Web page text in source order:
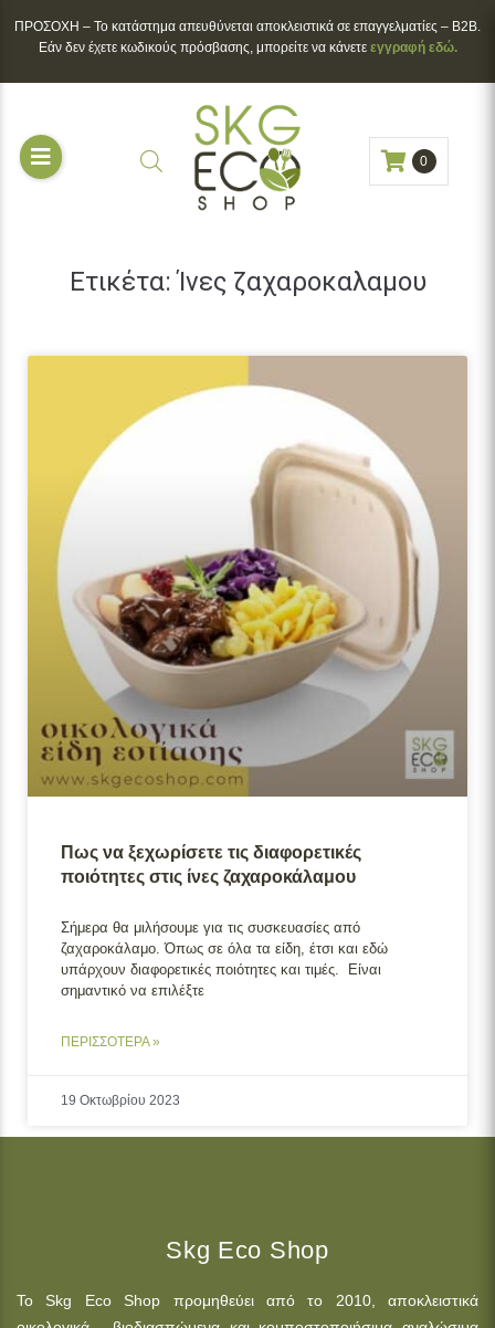
ΠΡΟΣΟΧΗ – To κατάστημα απευθύνεται αποκλειστικά σε επαγγελματίες – B2B.
Εάν δεν έχετε κωδικούς πρόσβασης, μπορείτε να κάνετε εγγραφή εδώ.
0
Ετικέτα:Ίνες ζαχαροκαλαμου
Πως να ξεχωρίσετε τις διαφορετικές
ποιότητες στις ίνες ζαχαροκάλαμου
Σήμερα θα μιλήσουμε για τις συσκευασίες από
ζαχαροκάλαμο. Όπως σε όλα τα είδη, έτσι και εδώ
υπάρχουν διαφορετικές ποιότητες και τιμές. Είναι
σημαντικό να επιλέξτε
ΠΕΡΙΣΣΟΤΕΡΑ »
19 Οκτωβρίου 2023
Skg Eco Shop
Το Skg Eco Shop προμηθεύει από το 2010, αποκλειστικά